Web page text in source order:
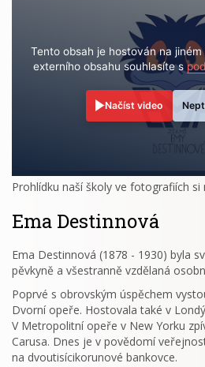
Tento obsah je hostován na
externího obsahu souhlasíte s
Načíst video
Prohlídku naší školy ve fotografiích
Ema Destinnová
Ema Destinnová (1878 - 1930) byla
pěvkyně a všestranně vzdělaná
Poprvé s obrovským úspěchem
Dvorní opeře. Hostovala také v
V Metropolitní opeře v New Yorku
Carusa. Dnes je v povědomí
na dvoutisícikorunové bankovce.